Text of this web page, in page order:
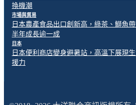
換機潮
市場與貿易
日本農產食品出口創新高，綠茶、鰤魚
半年成長逾一成
日本
日本便利商店變身避暑站，高溫下展現
援力